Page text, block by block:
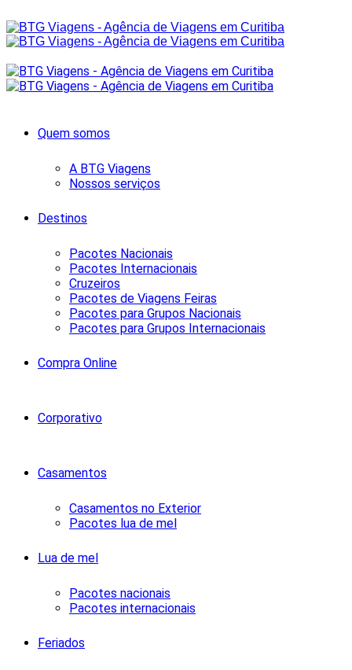
Quem somos
A BTG Viagens
Nossos serviços
Destinos
Pacotes Nacionais
Pacotes Internacionais
Cruzeiros
Pacotes de Viagens Feiras
Pacotes para Grupos Nacionais
Pacotes para Grupos Internacionais
Compra Online
Corporativo
Casamentos
Casamentos no Exterior
Pacotes lua de mel
Lua de mel
Pacotes nacionais
Pacotes internacionais
Feriados